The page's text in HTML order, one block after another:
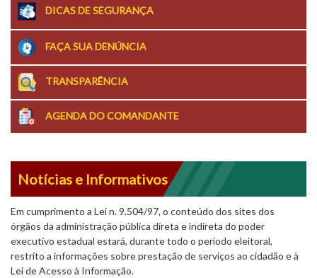
DICAS DE SEGURANÇA
FAÇA SUA DENÚNCIA
TRANSPARÊNCIA
AGENDA DO COMANDANTE
Notícias e Informativos
Em cumprimento a Lei n. 9.504/97, o conteúdo dos sites dos
órgãos da administração pública direta e indireta do poder
executivo estadual estará, durante todo o período eleitoral,
restrito a informações sobre prestação de serviços ao cidadão e à
Lei de Acesso à Informação.